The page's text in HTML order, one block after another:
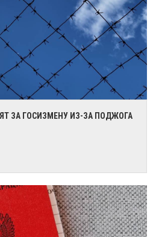
ЗА ГОСИЗМЕНУ ИЗ-ЗА ПОДЖОГА